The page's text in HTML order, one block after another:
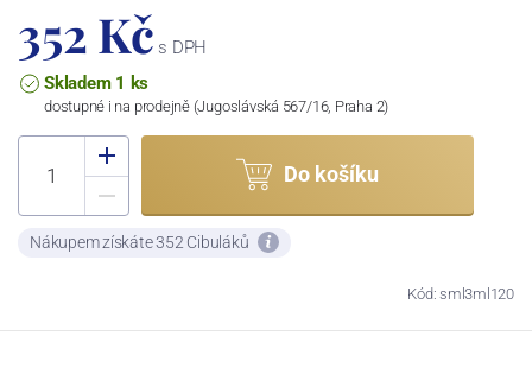
352 Kč s DPH
Skladem 1 ks
dostupné i na prodejně (Jugoslávská 567/16, Praha 2)
Do košíku
Nákupem získáte 352 Cibuláků
Kód: sml3ml120